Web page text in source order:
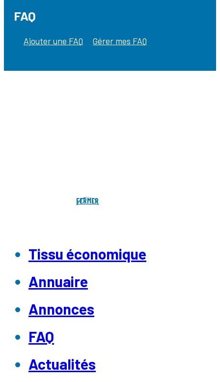
FAQ
Ajouter une FAQ Gérer mes FAQ
FERMER
Tissu économique
Annuaire
Annonces
FAQ
Actualités